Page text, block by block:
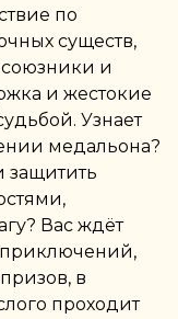
по
существ,
союзники и
и жестокие
Узнает
медальона?
защитить
Вас ждёт
приключений,
в
проходит